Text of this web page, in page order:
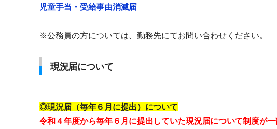
児童手当・受給事由消滅届
※公務員の方については、勤務先にてお問い合わせください。
現況届について
◎現況届（毎年６月に提出）について
令和４年度から毎年６月に提出していた現況届について制度が一